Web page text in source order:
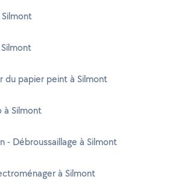
du papier peint à Silmont
à Silmont
- Débroussaillage à Silmont
à Silmont